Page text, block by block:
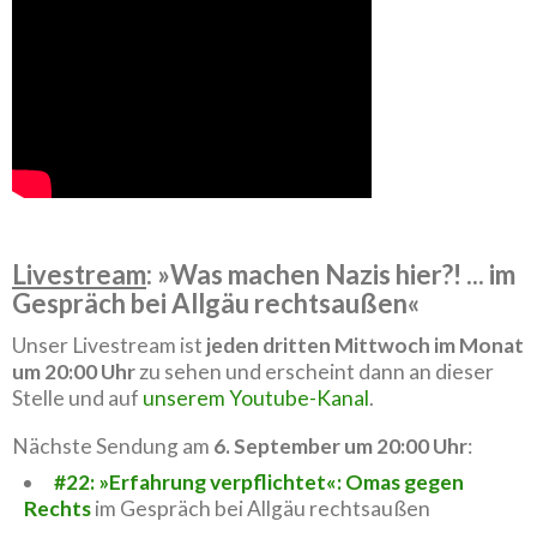
Livestream: »Was machen Nazis hier?! ... im
Gespräch bei Allgäu rechtsaußen«
Unser Livestream ist jeden dritten Mittwoch im Monat
um 20:00 Uhrzu sehen und erscheint dann an dieser
Stelle und auf unserem Youtube-Kanal.
Nächste Sendung am 6. September um 20:00 Uhr:
#22: »Erfahrung verpflichtet«: Omas gegen
Rechtsim Gespräch bei Allgäu rechtsaußen